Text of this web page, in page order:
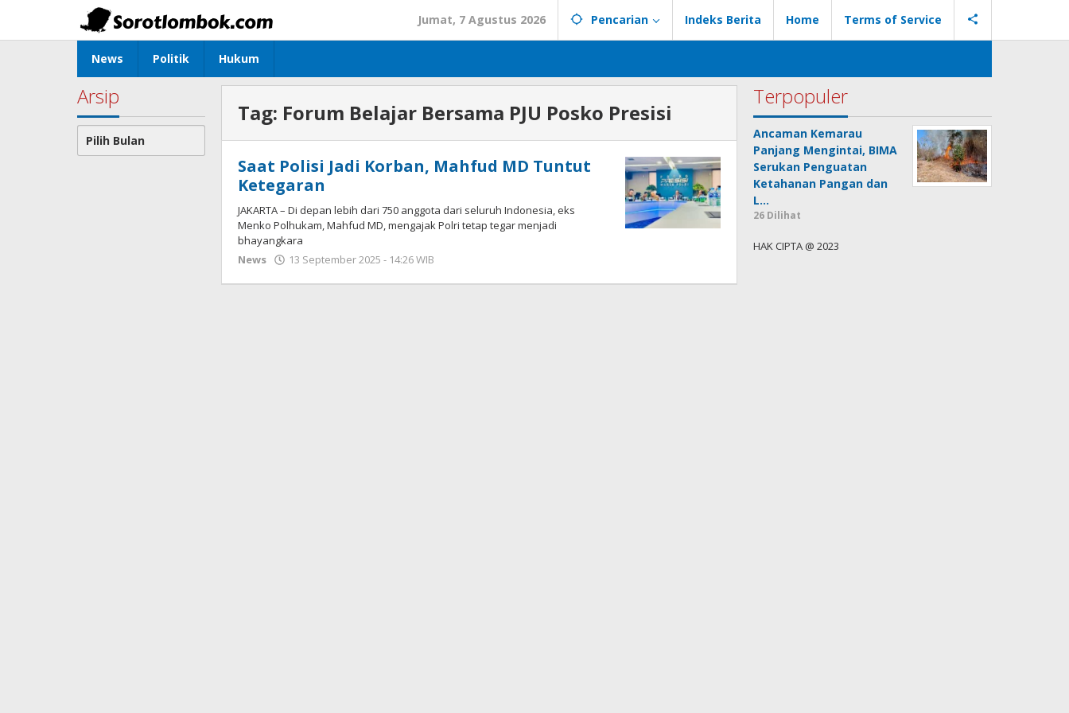
konten
Jumat, 7 Agustus 2026 Pencarian Indeks Berita Home Terms of Service
News Politik Hukum
Arsip
Arsip
Tag: Forum Belajar Bersama PJU Posko Presisi
Saat Polisi Jadi Korban, Mahfud MD Tuntut
Ketegaran
JAKARTA – Di depan lebih dari 750 anggota dari seluruh Indonesia, eks
Menko Polhukam, Mahfud MD, mengajak Polri tetap tegar menjadi
bhayangkara
News
13 September 2025 - 14:26 WIB
Terpopuler
Ancaman Kemarau
Panjang Mengintai, BIMA
Serukan Penguatan
Ketahanan Pangan dan
L…
26 Dilihat
HAK CIPTA @ 2023